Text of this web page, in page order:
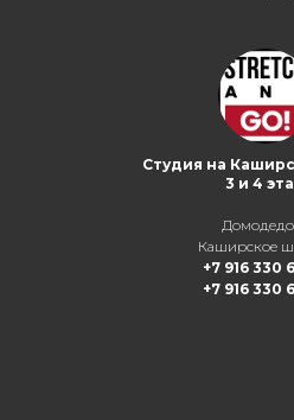
Студия на
3 и 4
Каширское
+7 916 330
+7 916 330